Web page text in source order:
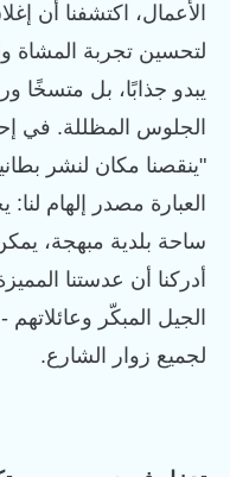
الأعمال، اكتشفنا أن
لتحسين تجربة المشاة
يبدو جذابًا، بل متسخًا
الجلوس المظللة. في
"ينقصنا مكان لنشر
العبارة مصدر إلهام
ساحة بلدية مبهجة،
أدركنا أن عدستنا
الجيل المبكّر
لجميع زوار الشارع.